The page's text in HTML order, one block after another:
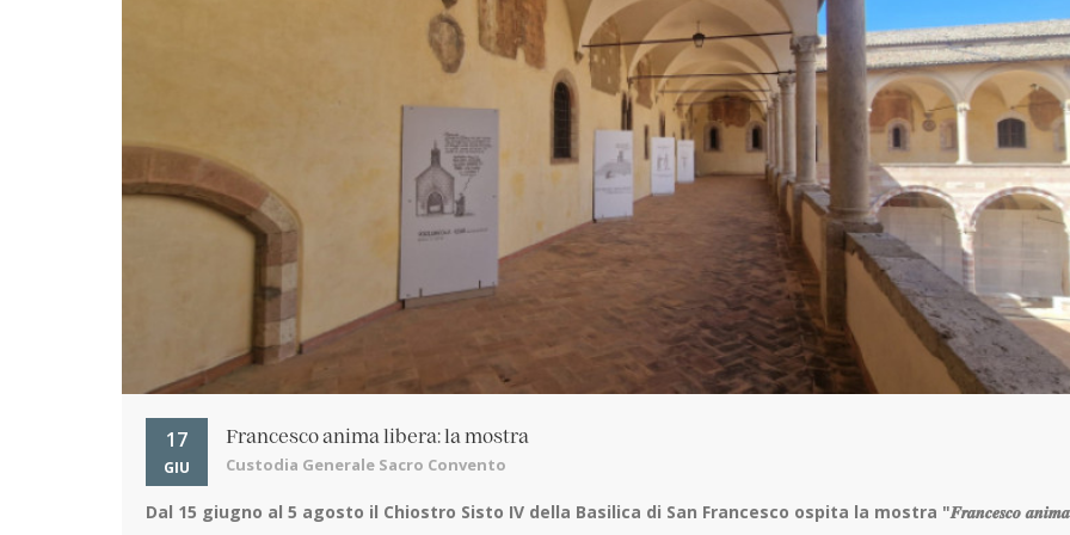
17
GIU
Francesco anima libera: la mostra
Custodia Generale Sacro Convento
Dal 15 giugno al 5 agosto il Chiostro Sisto IV della Basilica di San Francesco ospita la mostra "𝑭𝒓𝒂𝒏𝒄𝒆𝒔𝒄𝒐